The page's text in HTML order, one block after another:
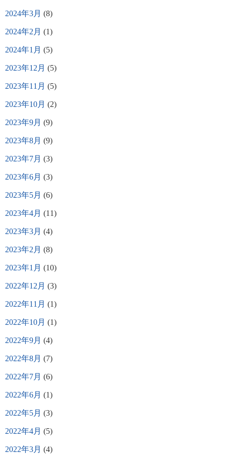
2024年3月 (8)
2024年2月 (1)
2024年1月 (5)
2023年12月 (5)
2023年11月 (5)
2023年10月 (2)
2023年9月 (9)
2023年8月 (9)
2023年7月 (3)
2023年6月 (3)
2023年5月 (6)
2023年4月 (11)
2023年3月 (4)
2023年2月 (8)
2023年1月 (10)
2022年12月 (3)
2022年11月 (1)
2022年10月 (1)
2022年9月 (4)
2022年8月 (7)
2022年7月 (6)
2022年6月 (1)
2022年5月 (3)
2022年4月 (5)
2022年3月 (4)